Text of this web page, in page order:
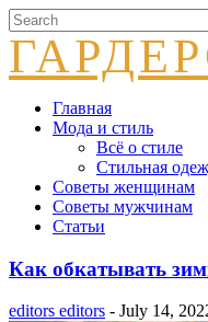
Главная
Мода и стиль
Всё о стиле
Стильная
Советы женщинам
Советы мужчинам
Статьи
Как обкатывать
editors editors - July 14,